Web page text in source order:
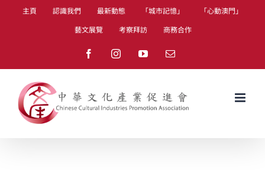
主頁 認識我們 最新動態 「城市記憶」
「心動澳門」
藝文展覽
考察拜訪 商務合作
FacebookInstagramYouTubeEmail